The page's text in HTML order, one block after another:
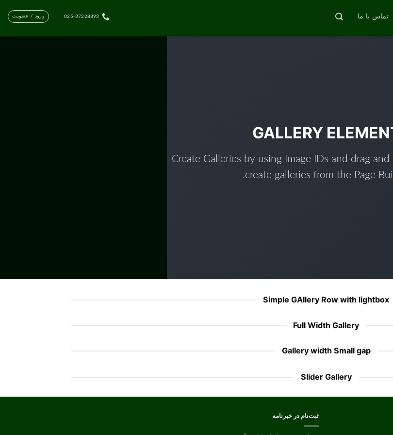
تماس با ما 025-37228893 ورود / عضویت
GALLERY
Create Galleries by using Image IDs and drag
create galleries from the Page
Simple GAllery Row with lightbox
Full Width Gallery
Gallery width Small gap
Slider Gallery
ثبت‌نام در خبرنامه